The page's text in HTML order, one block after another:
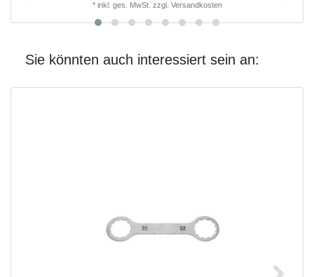
* inkl. ges. MwSt. zzgl. Versandkosten
Sie könnten auch interessiert sein an: